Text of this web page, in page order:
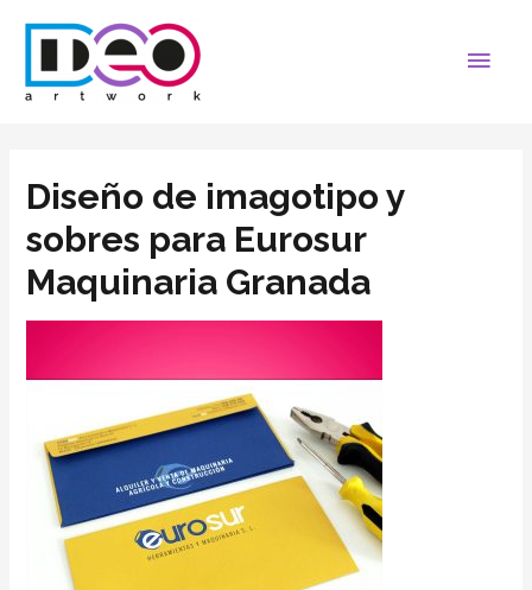
Diseño de imagotipo y
sobres para Eurosur
Maquinaria Granada